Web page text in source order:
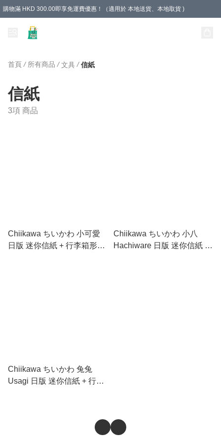
購物滿 HKD 300.00即享免運費優惠！（適用於 本地送貨、本地取貨 )
首頁 / 所有商品 / 文具 / 信紙
信紙
3項 商品
Chiikawa ちいかわ 小可愛
日版 迷你信紙 + 行李箱形鐵
Chiikawa ちいかわ 小八
Hachiware 日版 迷你信紙 +
Chiikawa ちいかわ 兔兔
Usagi 日版 迷你信紙 + 行李